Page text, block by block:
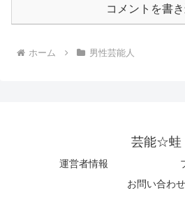
コメントを書
ホーム 男性芸能人
芸能☆蛙
運営者情報
お問い合わせ